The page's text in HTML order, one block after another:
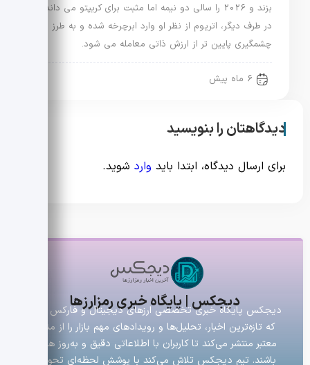
بزند و 2026 را سالی دو نیمه اما مثبت برای کریپتو می داند.
در طرف دیگر، اتریوم از نظر او وارد ابرچرخه شده و به طرز
چشمگیری پایین تر از ارزش ذاتی معامله می شود.
6 ماه پیش
دیدگاهتان را بنویسید
برای ارسال دیدگاه، ابتدا باید وارد شوید.
دیجکس | پایگاه خبری رمزارزها
دیجکس پایگاه خبری تخصصی ارزهای دیجیتال و فارکس است
که تازه‌ترین اخبار، تحلیل‌ها و رویدادهای مهم بازار را از منابع
معتبر منتشر می‌کند تا کاربران با اطلاعاتی دقیق و به‌روز همراه
باشند. تیم دیجکس تلاش می‌کند با پوشش لحظه‌ای تحولات